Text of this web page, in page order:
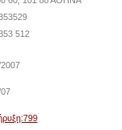
512